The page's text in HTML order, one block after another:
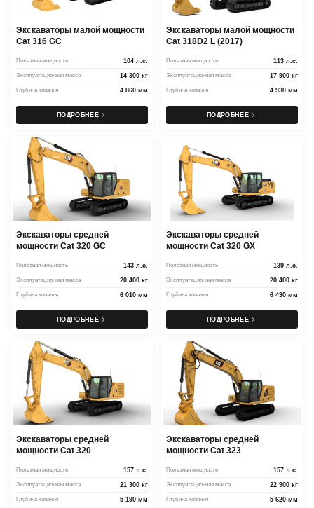
Экскаваторы малой мощности
Cat 316 GC
Полезная мощность 104 л.с.
Эксплуатационная масса 14 300 кг
Глубина копания 4 860 мм
ПОДРОБНЕЕ
Экскаваторы малой мощности
Cat 318D2 L (2017)
Полезная мощность 113 л.с.
Эксплуатационная масса 17 900 кг
Глубина копания 4 930 мм
ПОДРОБНЕЕ
Экскаваторы средней
мощности Cat 320 GC
Полезная мощность 143 л.с.
Эксплуатационная масса 20 400 кг
Глубина копания 6 010 мм
ПОДРОБНЕЕ
Экскаваторы средней
мощности Cat 320 GX
Полезная мощность 139 л.с.
Эксплуатационная масса 20 400 кг
Глубина копания 6 430 мм
ПОДРОБНЕЕ
Экскаваторы средней
мощности Cat 320
Полезная мощность 157 л.с.
Эксплуатационная масса 21 300 кг
Глубина копания 5 190 мм
Экскаваторы средней
мощности Cat 323
Полезная мощность 157 л.с.
Эксплуатационная масса 22 900 кг
Глубина копания 5 620 мм